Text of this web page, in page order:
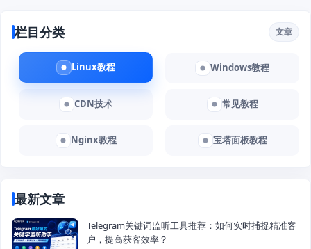
栏目分类 文章
Linux教程 Windows教程
CDN技术 常见教程
Nginx教程 宝塔面板教程
最新文章
Telegram关键词监听工具推荐：如何实时捕捉精准客
户，提高获客效率？